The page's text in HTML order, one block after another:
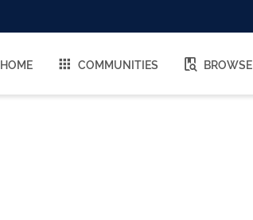
HOME COMMUNITIES BROWSE